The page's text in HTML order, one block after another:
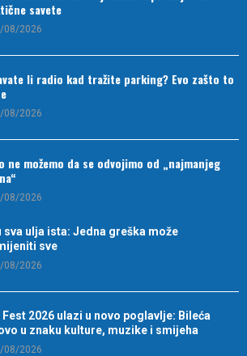
savete
08/2026
li radio kad tražite parking? Evo zašto to
08/2026
ne možemo da se odvojimo od „najmanjeg
08/2026
sva ulja ista: Jedna greška može
sve
08/2026
Fest 2026 ulazi u novo poglavlje: Bileća
u znaku kulture, muzike i smijeha
08/2026